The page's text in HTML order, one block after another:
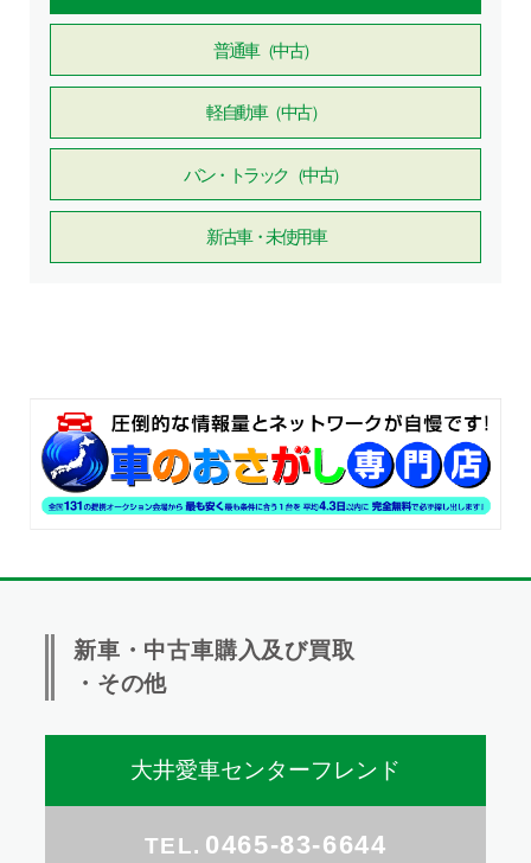
普通車（中古）
軽自動車（中古）
バン・トラック（中古）
新古車・未使用車
新車・中古車購入及び買取
・その他
大井愛車センターフレンド
TEL. 0465-83-6644